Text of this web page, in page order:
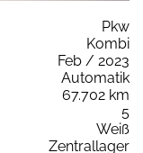
Pkw
Kombi
Feb / 2023
Automatik
67.702 km
5
Weiß
Zentrallager